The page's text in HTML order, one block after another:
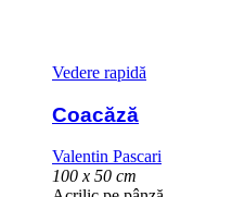
Vedere rapidă
Coacăză
Valentin Pascari
100 x 50 cm